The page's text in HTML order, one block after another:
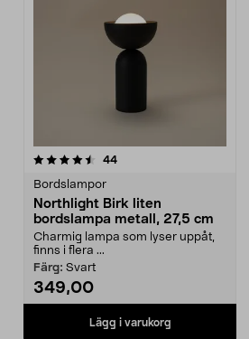
44recensioner
Bordslampor
Northlight Birk liten
bordslampa metall, 27,5 cm
Charmig lampa som lyser uppåt,
finns i flera ...
Färg: Svart
349,00
Lägg i varukorg
4.5av 5 stjärnor